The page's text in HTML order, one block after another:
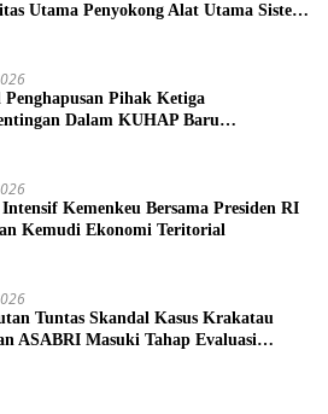
Utama Penyokong Alat Utama Sistem
Pihak Ketiga
Dalam KUHAP Baru
Kemenkeu Bersama Presiden RI
Kemudi Ekonomi Teritorial
Tuntas Skandal Kasus Krakatau
ASABRI Masuki Tahap Evaluasi